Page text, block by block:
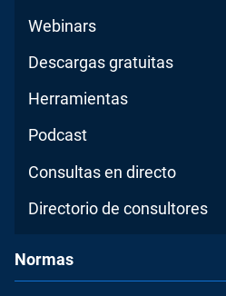
Webinars
Descargas gratuitas
Herramientas
Podcast
Consultas en directo
Directorio de consultores
Normas